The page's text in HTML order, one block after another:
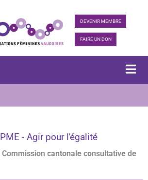
DEVENIR MEMBRE
FAIRE UN DON
- Agir pour l'égalité
cantonale consultative de